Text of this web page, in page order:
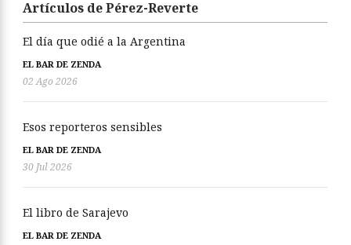
Artículos de Pérez-Reverte
El día que odié a la Argentina
EL BAR DE ZENDA
02 Ago 2026
Esos reporteros sensibles
EL BAR DE ZENDA
30 Jul 2026
El libro de Sarajevo
EL BAR DE ZENDA